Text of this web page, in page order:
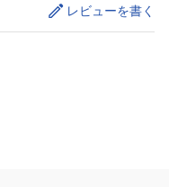
レビューを書く